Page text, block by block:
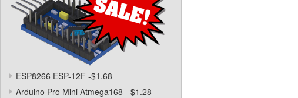
ESP8266 ESP-12F -$1.68
Arduino Pro Mini Atmega168 - $1.28